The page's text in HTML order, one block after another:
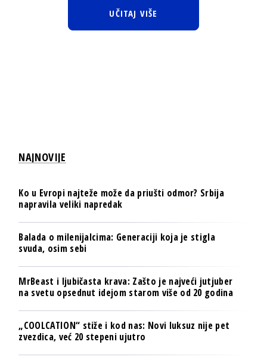
UČITAJ VIŠE
NAJNOVIJE
Ko u Evropi najteže može da priušti odmor? Srbija
napravila veliki napredak
Balada o milenijalcima: Generaciji koja je stigla
svuda, osim sebi
MrBeast i ljubičasta krava: Zašto je najveći jutjuber
na svetu opsednut idejom starom više od 20 godina
„COOLCATION“ stiže i kod nas: Novi luksuz nije pet
zvezdica, već 20 stepeni ujutro